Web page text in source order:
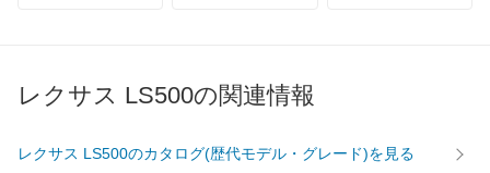
レクサス LS500の関連情報
レクサス LS500のカタログ(歴代モデル・グレード)を見る